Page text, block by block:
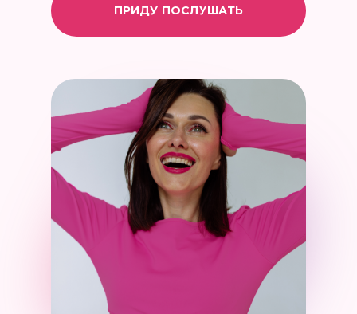
ПРИДУ ПОСЛУШАТЬ